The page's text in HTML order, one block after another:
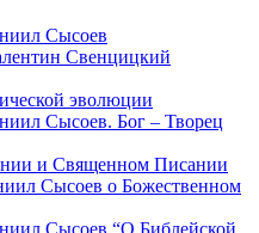
Сысоев
Свенцицкий
эволюции
Сысоев. Бог – Творец
и Священном Писании
Сысоев о Божественном